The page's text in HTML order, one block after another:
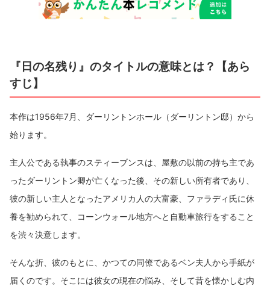
『日の名残り』のタイトルの意味とは？【あら
すじ】
本作は1956年7月、ダーリントンホール（ダーリントン邸）から
始ります。
主人公である執事のスティーブンスは、屋敷の以前の持ち主であ
ったダーリントン卿が亡くなった後、その新しい所有者であり、
彼の新しい主人となったアメリカ人の大富豪、ファラディ氏に休
養を勧められて、コーンウォール地方へと自動車旅行をすること
を渋々決意します。
そんな折、彼のもとに、かつての同僚であるベン夫人から手紙が
届くのです。そこには彼女の現在の悩み、そして昔を懐かしむ内